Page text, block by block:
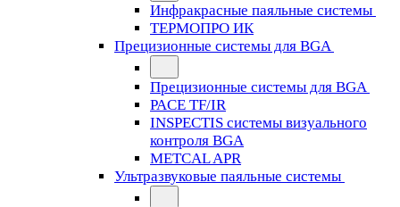
Инфракрасные паяльные системы
ТЕРМОПРО ИК
Прецизионные системы для BGA
Прецизионные системы для BGA
PACE TF/IR
INSPECTIS системы визуального
контроля BGA
METCAL APR
Ультразвуковые паяльные системы